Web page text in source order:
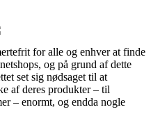
for alle og enhver at finde
og på grund af dette
set sig nødsaget til at
af deres produkter – til
– enormt, og endda nogle